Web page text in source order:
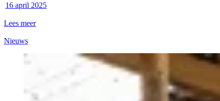
16 april 2025
Lees meer
Nieuws